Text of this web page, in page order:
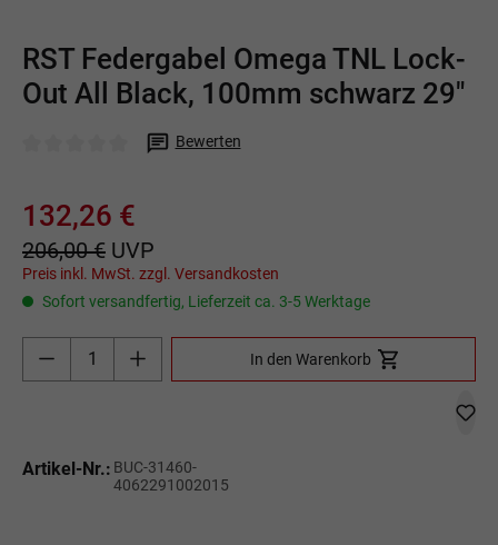
RST Federgabel Omega TNL Lock-
Out All Black, 100mm schwarz 29"
Bewerten
132,26 €
206,00 € UVP
Preis inkl. MwSt. zzgl. Versandkosten
Sofort versandfertig, Lieferzeit ca. 3-5 Werktage
Produkt Anzahl: Gib den gewünschten Wert
In den Warenkorb
Artikel-Nr.: BUC-31460-
4062291002015